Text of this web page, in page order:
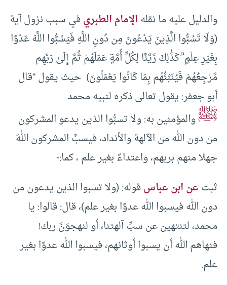
والدليل عليه ما نقلهالإمام الطبريفي سبب نزول آية
(وَلَا تَسُبُّوا الَّذِينَ يَدْعُونَ مِن دُونِ اللَّهِ فَيَسُبُّوا اللَّهَ عَدْوًا
بِغَيْرِ عِلْمٍ ۗ كَذَٰلِكَ زَيَّنَّا لِكُلِّ أُمَّةٍ عَمَلَهُمْ ثُمَّ إِلَىٰ رَبِّهِم
مَّرْجِعُهُمْ فَيُنَبِّئُهُم بِمَا كَانُوا يَعْمَلُونَ) حيث يقول “قال
أبو جعفر: يقول تعالى ذكره لنبيه محمد
ﷺوالمؤمنين به: ولا تسبُّوا الذين يدعو المشركون
من دون الله من الآلهة والأنداد، فيسبَّ المشركون اللهَ
جهلا منهم بربهم، واعتداءً بغير علم ، كما:-
ثبتعن ابن عباسقوله: (ولا تسبوا الذين يدعون من
دون الله فيسبوا الله عدوًا بغير علم)، قال: قالوا: يا
محمد، لتنتهين عن سبِّ آلهتنا، أو لنهجوَنَّ ربك!
فنهاهم الله أن يسبوا أوثانهم، فيسبوا الله عدوًا بغير
علم.